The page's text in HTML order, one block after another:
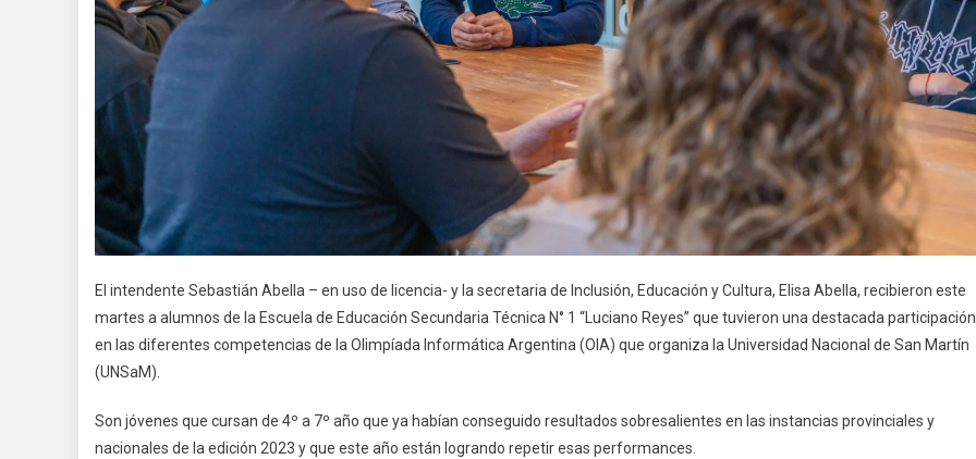
El intendente Sebastián Abella – en uso de licencia- y la secretaria de Inclusión, Educación y Cultura, Elisa Abella, recibieron este
martes a alumnos de la Escuela de Educación Secundaria Técnica N° 1 “Luciano Reyes” que tuvieron una destacada participación
en las diferentes competencias de la Olimpíada Informática Argentina (OIA) que organiza la Universidad Nacional de San Martín
(UNSaM).
Son jóvenes que cursan de 4º a 7º año que ya habían conseguido resultados sobresalientes en las instancias provinciales y
nacionales de la edición 2023 y que este año están logrando repetir esas performances.